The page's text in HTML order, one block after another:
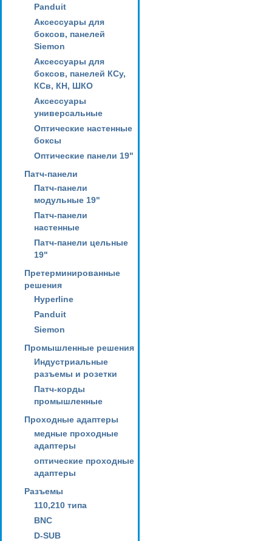
Panduit
Аксессуары для
боксов, панелей
Siemon
Аксессуары для
боксов, панелей КСу,
КСв, КН, ШКО
Аксессуары
универсальные
Оптические настенные
боксы
Оптические панели 19"
Патч-панели
Патч-панели
модульные 19"
Патч-панели
настенные
Патч-панели цельные
19"
Претерминированные
решения
Hyperline
Panduit
Siemon
Промышленные решения
Индустриальные
разъемы и розетки
Патч-корды
промышленные
Проходные адаптеры
медные проходные
адаптеры
оптические проходные
адаптеры
Разъемы
110,210 типа
BNC
D-SUB